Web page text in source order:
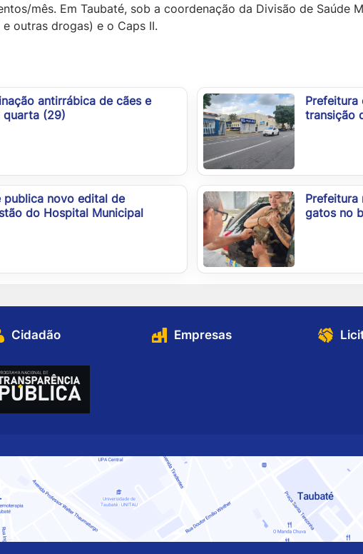
mês. Em Taubaté, sob a coordenação da Divisão de Saúde
outras drogas) e o Caps II.
antirrábica de cães e
quarta (29)
Prefeitura
transição
publica novo edital de
do Hospital Municipal
Prefeitura
gatos no
Cidadão Empresas